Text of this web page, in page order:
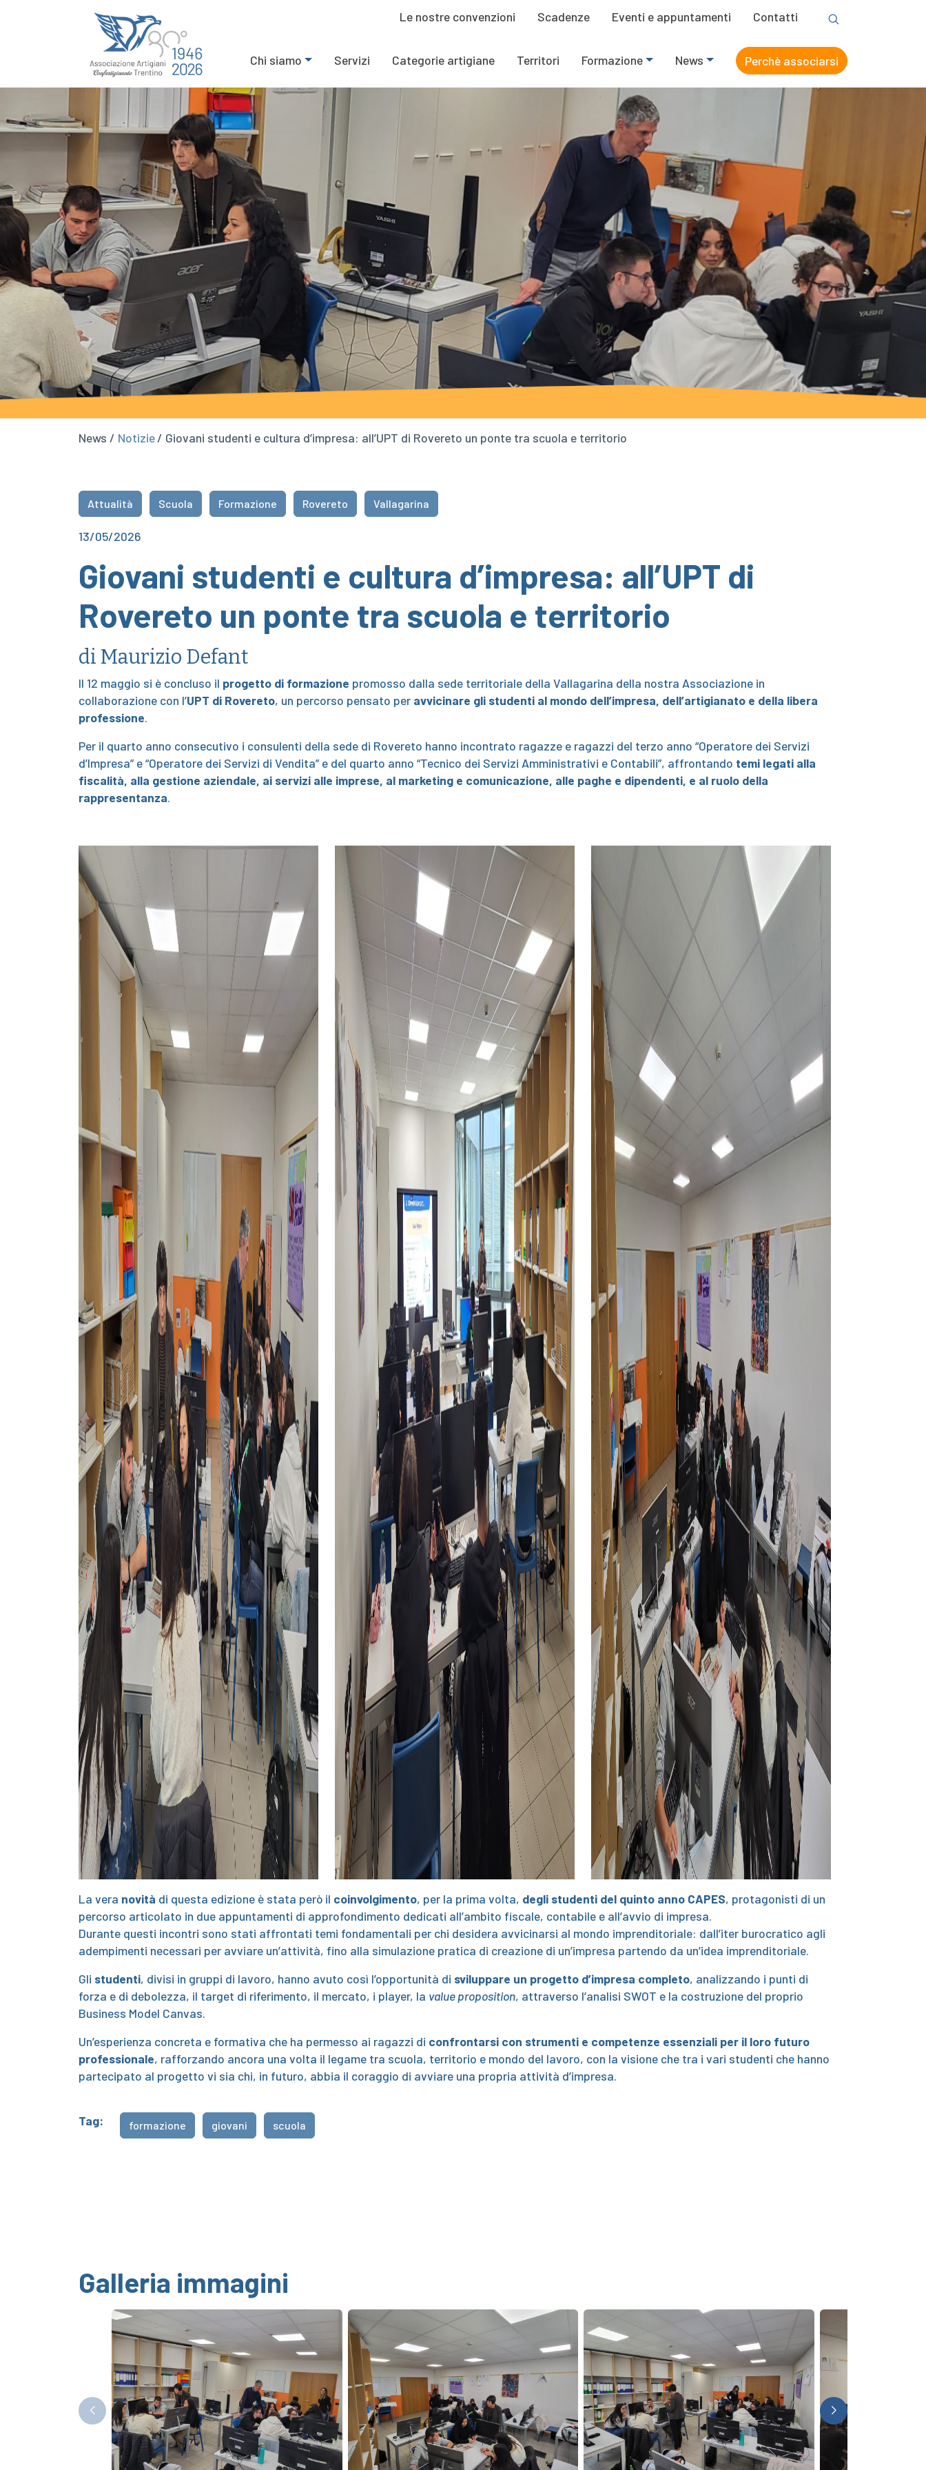
Le nostre convenzioni Scadenze Eventi e appuntamenti Contatti
Chi siamo Servizi Categorie artigiane Territori Formazione News Perchè associarsi
News / Notizie/ Giovani studenti e cultura d’impresa: all’UPT di Rovereto un ponte tra scuola e territorio
Attualità Scuola Formazione Rovereto Vallagarina
13/05/2026
Giovani studenti e cultura d’impresa: all’UPT di
Rovereto un ponte tra scuola e territorio
di Maurizio Defant
Il 12 maggio si è concluso il progetto di formazione promosso dalla sede territoriale della Vallagarina della nostra Associazione in
collaborazione con l’UPT di Rovereto, un percorso pensato per avvicinare gli studenti al mondo dell’impresa, dell’artigianato e della libera
professione.
Per il quarto anno consecutivo i consulenti della sede di Rovereto hanno incontrato ragazze e ragazzi del terzo anno “Operatore dei Servizi
d’Impresa” e “Operatore dei Servizi di Vendita” e del quarto anno “Tecnico dei Servizi Amministrativi e Contabili”, affrontando temi legati alla
fiscalità, alla gestione aziendale, ai servizi alle imprese, al marketing e comunicazione, alle paghe e dipendenti, e al ruolo della
rappresentanza.
La vera novità di questa edizione è stata però il coinvolgimento, per la prima volta, degli studenti del quinto anno CAPES, protagonisti di un
percorso articolato in due appuntamenti di approfondimento dedicati all’ambito fiscale, contabile e all’avvio di impresa.
Durante questi incontri sono stati affrontati temi fondamentali per chi desidera avvicinarsi al mondo imprenditoriale: dall’iter burocratico agli
adempimenti necessari per avviare un’attività, fino alla simulazione pratica di creazione di un’impresa partendo da un’idea imprenditoriale.
Gli studenti, divisi in gruppi di lavoro, hanno avuto così l’opportunità di sviluppare un progetto d’impresa completo, analizzando i punti di
forza e di debolezza, il target di riferimento, il mercato, i player, la value proposition, attraverso l’analisi SWOT e la costruzione del proprio
Business Model Canvas.
Un’esperienza concreta e formativa che ha permesso ai ragazzi di confrontarsi con strumenti e competenze essenziali per il loro futuro
professionale, rafforzando ancora una volta il legame tra scuola, territorio e mondo del lavoro, con la visione che tra i vari studenti che hanno
partecipato al progetto vi sia chi, in futuro, abbia il coraggio di avviare una propria attività d’impresa.
Tag: formazione giovani scuola
Galleria immagini